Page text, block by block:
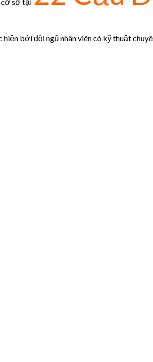
bởi đội ngũ nhân viên có kỹ thuật